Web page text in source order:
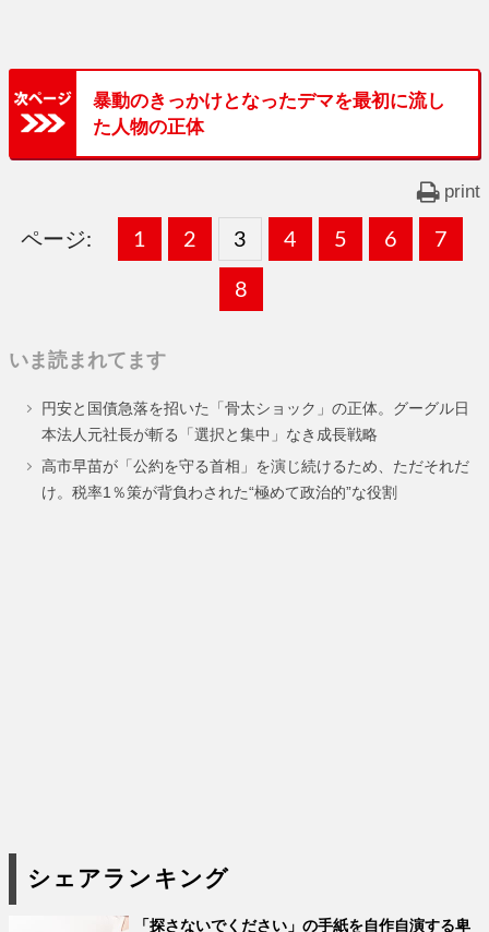
暴動のきっかけとなったデマを最初に流し
た人物の正体
print
ページ:
固
ー
ジ
1 ,
固
ジ
2 ,
固
定
ジ
3 ,
固
ジ
4 ,
固
ジ
5 ,
固
ジ
6 ,
固
ジ
7
固
ー
ジ
8
いま読まれてます
円安と国債急落を招いた「骨太ショック」の正体。グーグル日
本法人元社長が斬る「選択と集中」なき成長戦略
高市早苗が「公約を守る首相」を演じ続けるため、ただそれだ
け。税率1％策が背負わされた“極めて政治的”な役割
シェアランキング
「探さないでください」の手紙を自作自演する卑